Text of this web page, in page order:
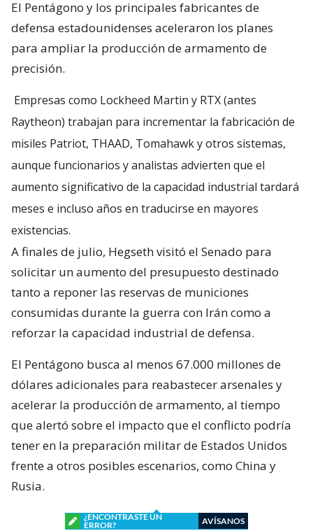
El Pentágono y los principales fabricantes de
defensa estadounidenses aceleraron los planes
para ampliar la producción de armamento de
precisión.
Empresas como Lockheed Martin y RTX (antes
Raytheon) trabajan para incrementar la fabricación de
misiles Patriot, THAAD, Tomahawk y otros sistemas,
aunque funcionarios y analistas advierten que el
aumento significativo de la capacidad industrial tardará
meses e incluso años en traducirse en mayores
existencias.
A finales de julio, Hegseth visitó el Senado para
solicitar un aumento del presupuesto destinado
tanto a reponer las reservas de municiones
consumidas durante la guerra con Irán como a
reforzar la capacidad industrial de defensa.
El Pentágono busca al menos 67.000 millones de
dólares adicionales para reabastecer arsenales y
acelerar la producción de armamento, al tiempo
que alertó sobre el impacto que el conflicto podría
tener en la preparación militar de Estados Unidos
frente a otros posibles escenarios, como China y
Rusia.
¿ENCONTRASTE UN
ERROR?
AVÍSANOS